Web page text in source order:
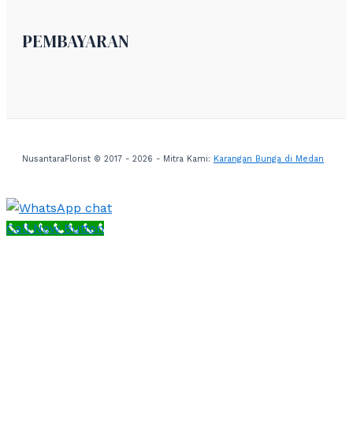
PEMBAYARAN
NusantaraFlorist © 2017 - 2026 - Mitra Kami: Karangan Bunga di Medan
Call Now Button